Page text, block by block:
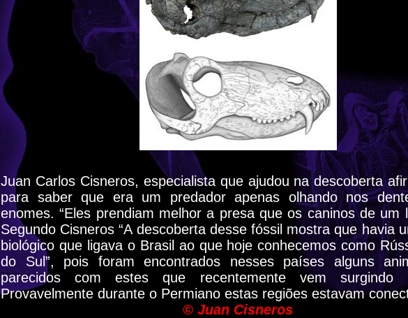
Juan Carlos Cisneros, especialista que ajudou na descoberta
para saber que era um predador apenas olhando nos
enomes. “Eles prendiam melhor a presa que os caninos de um
Segundo Cisneros “A descoberta desse fóssil mostra que havia
biológico que ligava o Brasil ao que hoje conhecemos como
do Sul”, pois foram encontrados nesses países alguns
parecidos com estes que recentemente vem surgindo
Provavelmente durante o Permiano estas regiões estavam
© Juan Cisneros